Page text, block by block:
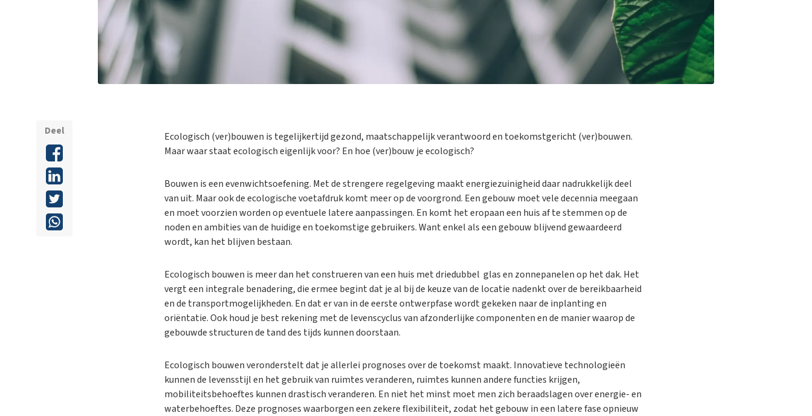
Ecologisch (ver)bouwen is tegelijkertijd gezond, maatschappelijk verantwoord en toekomstgericht (ver)bouwen.
Maar waar staat ecologisch eigenlijk voor? En hoe (ver)bouw je ecologisch?
Bouwen is een evenwichtsoefening. Met de strengere regelgeving maakt energiezuinigheid daar nadrukkelijk deel
van uit. Maar ook de ecologische voetafdruk komt meer op de voorgrond. Een gebouw moet vele decennia meegaan
en moet voorzien worden op eventuele latere aanpassingen. En komt het eropaan een huis af te stemmen op de
noden en ambities van de huidige en toekomstige gebruikers. Want enkel als een gebouw blijvend gewaardeerd
wordt, kan het blijven bestaan.
Ecologisch bouwen is meer dan het construeren van een huis met driedubbel glas en zonnepanelen op het dak. Het
vergt een integrale benadering, die ermee begint dat je al bij de keuze van de locatie nadenkt over de bereikbaarheid
en de transportmogelijkheden. En dat er van in de eerste ontwerpfase wordt gekeken naar de inplanting en
oriëntatie. Ook houd je best rekening met de levenscyclus van afzonderlijke componenten en de manier waarop de
gebouwde structuren de tand des tijds kunnen doorstaan.
Ecologisch bouwen veronderstelt dat je allerlei prognoses over de toekomst maakt. Innovatieve technologieën
kunnen de levensstijl en het gebruik van ruimtes veranderen, ruimtes kunnen andere functies krijgen,
mobiliteitsbehoeftes kunnen drastisch veranderen. En niet het minst moet men zich beraadslagen over energie- en
waterbehoeftes. Deze prognoses waarborgen een zekere flexibiliteit, zodat het gebouw in een latere fase opnieuw
Deel